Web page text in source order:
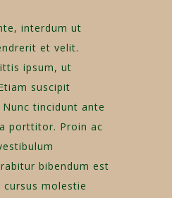
interdum ut
et velit.
ipsum, ut
suscipit
tincidunt ante
porttitor. Proin ac
bibendum est
molestie